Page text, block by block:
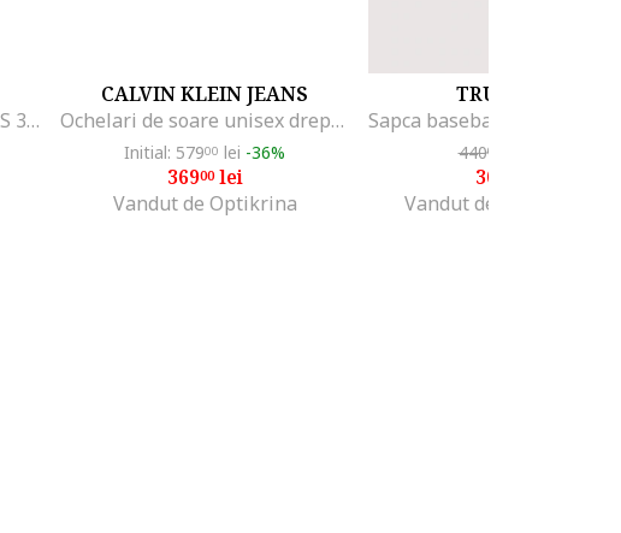
Ochelari de soare CKJ24622S 309 56, Marime 56 mm
CALVIN KLEIN JEANS
Ochelari de soare unisex dreptunghiulari, Negru
Initial: 57900 lei -36%
36900lei
Vandut de Optikrina
TRUSSARDI
44000
308
Vandut de Fashion Days